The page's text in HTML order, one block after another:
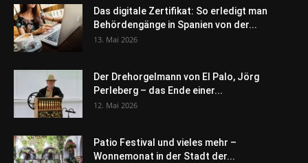
Das digitale Zertifikat: So erledigt man
Behördengänge in Spanien von der...
13. Mai 2026
Der Drehorgelmann von El Palo, Jörg
Perleberg – das Ende einer...
12. Mai 2026
Patio Festival und vieles mehr –
Wonnemonat in der Stadt der...